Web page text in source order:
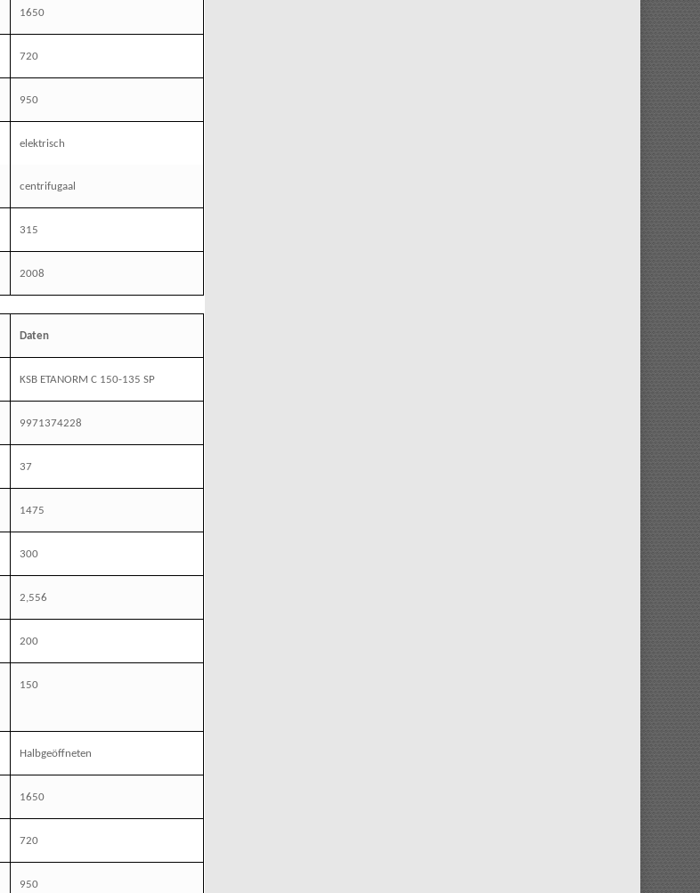
1650
720
950
elektrisch
centrifugaal
315
2008
Daten
KSB ETANORM C 150-135 SP
9971374228
37
1475
300
2,556
200
150
Halbgeöffneten
1650
720
950